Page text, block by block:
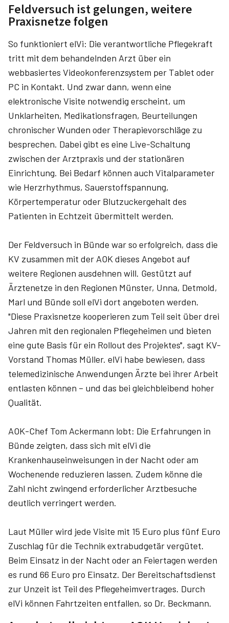
Feldversuch ist gelungen, weitere
Praxisnetze folgen
So funktioniert elVi: Die verantwortliche Pflegekraft
tritt mit dem behandelnden Arzt über ein
webbasiertes Videokonferenzsystem per Tablet oder
PC in Kontakt. Und zwar dann, wenn eine
elektronische Visite notwendig erscheint, um
Unklarheiten, Medikationsfragen, Beurteilungen
chronischer Wunden oder Therapievorschläge zu
besprechen. Dabei gibt es eine Live-Schaltung
zwischen der Arztpraxis und der stationären
Einrichtung. Bei Bedarf können auch Vitalparameter
wie Herzrhythmus, Sauerstoffspannung,
Körpertemperatur oder Blutzucker­gehalt des
Patienten in Echtzeit übermittelt werden.
Der Feldversuch in Bünde war so erfolgreich, dass die
KV zusammen mit der AOK dieses Angebot auf
weitere Regionen ausdehnen will. Gestützt auf
Ärztenetze in den Regionen Münster, Unna, Detmold,
Marl und Bünde soll elVi dort angeboten werden.
"Diese Praxisnetze kooperieren zum Teil seit über drei
Jahren mit den regionalen Pflegeheimen und bieten
eine gute Basis für ein Rollout des Projektes", sagt KV-
Vorstand Thomas Müller. elVi habe bewiesen, dass
telemedizinische Anwendungen Ärzte bei ihrer Arbeit
entlasten können – und das bei gleichbleibend hoher
Qualität.
AOK-Chef Tom Ackermann lobt: Die Erfahrungen in
Bünde zeigten, dass sich mit elVi die
Krankenhauseinweisungen in der Nacht oder am
Wochenende reduzieren lassen. Zudem könne die
Zahl nicht zwingend erforderlicher Arztbesuche
deutlich verringert werden.
Laut Müller wird jede Visite mit 15 Euro plus fünf Euro
Zuschlag für die Technik extrabudgetär vergütet.
Beim Einsatz in der Nacht oder an Feiertagen werden
es rund 66 Euro pro Einsatz. Der Bereitschaftsdienst
zur Unzeit ist Teil des Pflegeheimvertrages. Durch
elVi können Fahrtzeiten entfallen, so Dr. Beckmann.